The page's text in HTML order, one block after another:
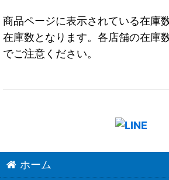
商品ページに表示されている在庫
在庫数となります。各店舗の在庫
でご注意ください。
ホーム